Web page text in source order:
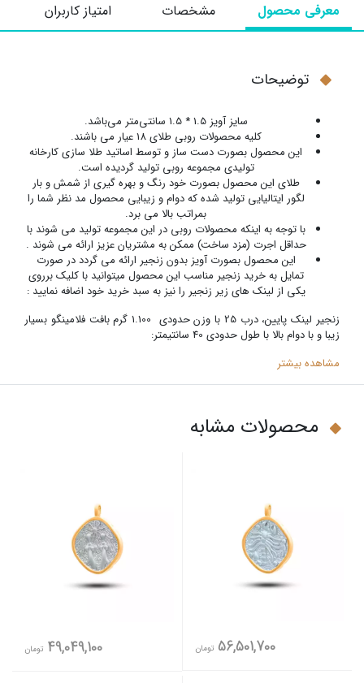
معرفی محصول مشخصات امتیاز کاربران
توضیحات
سایز آویز 1.5 * 1.5 سانتی‌متر می‌باشد.
کلیه محصولات روبی طلای 18 عیار می باشند.
این محصول بصورت دست ساز و توسط اساتید طلا سازی کارخانه
تولیدی مجموعه روبی تولید گردیده است.
طلای این محصول بصورت خود رنگ و بهره گیری از شمش و بار
لگور ایتالیایی تولید شده که دوام و زیبایی محصول مد نظر شما را
بمراتب بالا می برد.
با توجه به اینکه محصولات روبی در این مجموعه تولید می شوند با
حداقل اجرت (مزد ساخت) ممکن به مشتریان عزیز ارائه می شوند .
این محصول بصورت آویز بدون زنجیر ارائه می گردد در صورت
تمایل به خرید زنجیر مناسب این محصول میتوانید با کلیک برروی
یکی از لینک های زیر زنجیر را نیز به سبد خرید خود اضافه نمایید :
زنجیر لینک پایین، درب 25 با وزن حدودی 1.100 گرم بافت فلامینگو بسیار
زیبا و با دوام بالا با طول حدودی 40 سانتیمتر:
مشاهده بیشتر
محصولات مشابه
56,501,700 تومان 49,049,100 تومان